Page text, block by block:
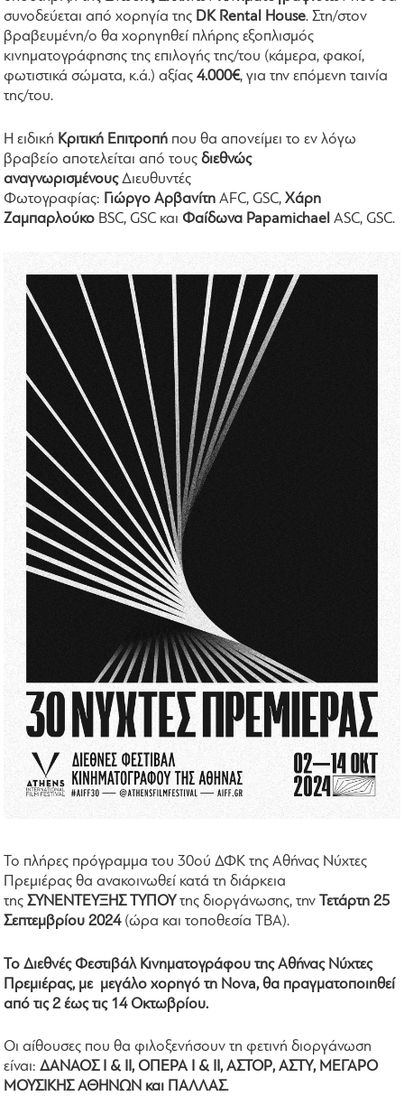
συνοδεύεται από χορηγία της DK Rental House. Στη/στον
βραβευμένη/ο θα χορηγηθεί πλήρης εξοπλισμός
κινηματογράφησης της επιλογής της/του (κάμερα, φακοί,
φωτιστικά σώματα, κ.ά.) αξίας4.000€, για την επόμενη ταινία
της/του.
Η ειδική Κριτική Επιτροπή που θα απονείμει το εν λόγω
βραβείο αποτελείται από τουςδιεθνώς
αναγνωρισμένουςΔιευθυντές
Φωτογραφίας:
Γιώργο ΑρβανίτηAFC, GSC,Χάρη
Ζαμπαρλούκο BSC, GSC και Φαίδωνα PapamichaelASC, GSC.
Το πλήρες πρόγραμμα του 30ού ΔΦΚ της Αθήνας Νύχτες
Πρεμιέρας θα ανακοινωθεί κατά τη διάρκεια
τηςΣΥΝΕΝΤΕΥΞΗΣ ΤΥΠΟΥτης διοργάνωσης, την
Τετάρτη 25
Σεπτεμβρίου 2024(ώρα και τοποθεσία TBA).
Το Διεθνές Φεστιβάλ Κινηματογράφου της Αθήνας Νύχτες
Πρεμιέρας, με μεγάλο χορηγό τη Nova, θα πραγματοποιηθεί
από τις 2 έως τις 14 Οκτωβρίου.
Οι αίθουσες που θα φιλοξενήσουν τη φετινή διοργάνωση
είναι:ΔΑΝΑΟΣ Ι & ΙΙ, ΟΠΕΡΑ Ι & ΙΙ, ΑΣΤΟΡ, ΑΣΤΥ, ΜΕΓΑΡΟ
ΜΟΥΣΙΚΗΣ ΑΘΗΝΩΝ και ΠΑΛΛΑΣ.